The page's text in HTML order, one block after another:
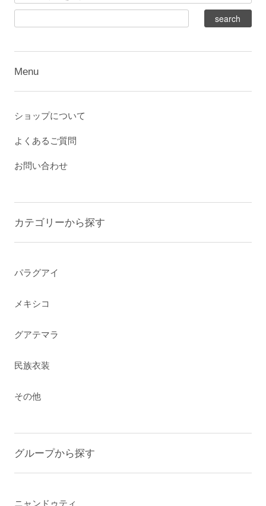
Menu
ショップについて
よくあるご質問
お問い合わせ
カテゴリーから探す
パラグアイ
メキシコ
グアテマラ
民族衣装
その他
グループから探す
ニャンドゥティ